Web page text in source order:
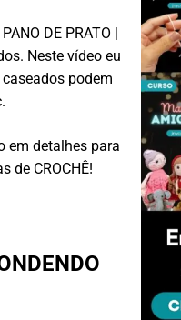
DE PRATO |
Neste vídeo eu
podem
em detalhes para
de CROCHÊ!